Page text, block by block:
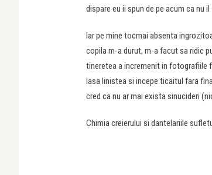
dispare eu ii spun de pe acum ca nu
Iar pe mine tocmai absenta
copila m-a durut, m-a facut sa ridic
tineretea a incremenit in fotografiile
lasa linistea si incepe ticaitul fara
cred ca nu ar mai exista sinucideri
Chimia creierului si dantelariile